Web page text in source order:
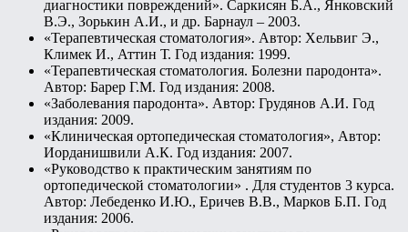
диагностики повреждений». Саркисян Б.А., Янковский
В.Э., Зорькин А.И., и др. Барнаул – 2003.
«Терапевтическая стоматология». Автор: Хельвиг Э.,
Климек И., Аттин Т. Год издания: 1999.
«Терапевтическая стоматология. Болезни пародонта».
Автор: Барер Г.М. Год издания: 2008.
«Заболевания пародонта». Автор: Грудянов А.И. Год
издания: 2009.
«Клиническая ортопедическая стоматология», Автор:
Иорданишвили А.К. Год издания: 2007.
«Руководство к практическим занятиям по
ортопедической стоматологии» . Для студентов 3 курса.
Автор: Лебеденко И.Ю., Еричев В.В., Марков Б.П. Год
издания: 2006.